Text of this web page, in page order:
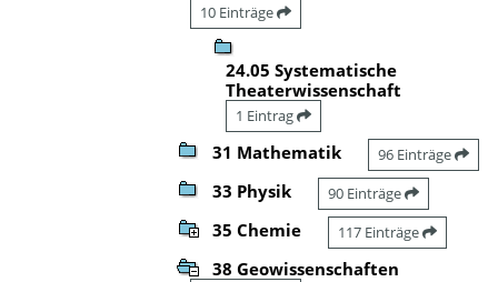
10 Einträge
24.05 Systematische
Theaterwissenschaft
1 Eintrag
31 Mathematik 96 Einträge
33 Physik 90 Einträge
35 Chemie 117 Einträge
38 Geowissenschaften